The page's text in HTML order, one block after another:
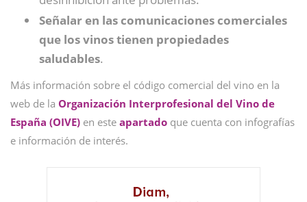
Señalar en las comunicaciones comerciales
que los vinos tienen propiedades
saludables.
Más información sobre el código comercial del vino en la
web de la Organización Interprofesional del Vino de
España (OIVE) en este apartado que cuenta con infografías
e información de interés.